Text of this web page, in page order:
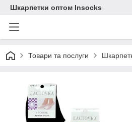
Шкарпетки оптом Insocks
Товари та послуги